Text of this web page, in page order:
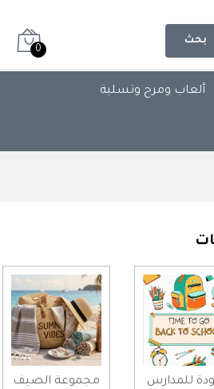
بحث
0
ألعاب ومرح وتسلية
للمدارس
مجموعة الصيف